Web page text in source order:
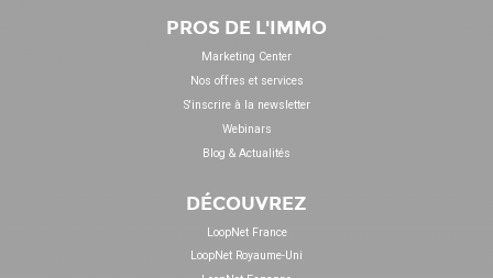
PROS DE L'IMMO
Marketing Center
Nos offres et services
S'inscrire à la newsletter
Webinars
Blog & Actualités
DÉCOUVREZ
LoopNet France
LoopNet Royaume-Uni